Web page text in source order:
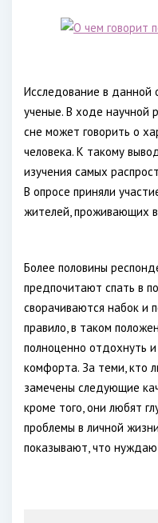
Исследование в данной
ученые. В ходе научной
сне может говорить о
человека. К такому
изучения самых
В опросе приняли
жителей, проживающих
Более половины
предпочитают спать в
сворачиваются набок и
правило, в таком
полноценно отдохнуть
комфорта. За теми, кто
замечены следующие
кроме того, они любят
проблемы в личной
показывают, что